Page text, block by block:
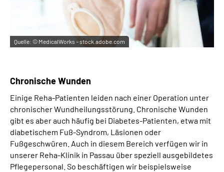
Quelle: © MedicalWorks – stock.adobe.com
Chronische Wunden
Einige Reha-Patienten leiden nach einer Operation unter
chronischer Wundheilungsstörung. Chronische Wunden
gibt es aber auch häufig bei Diabetes-Patienten, etwa mit
diabetischem Fuß-Syndrom, Läsionen oder
Fußgeschwüren. Auch in diesem Bereich verfügen wir in
unserer Reha-Klinik in Passau über speziell ausgebildetes
Pflegepersonal. So beschäftigen wir beispielsweise